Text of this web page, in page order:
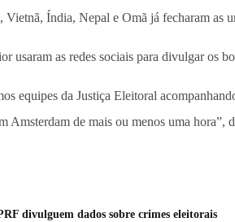
Índia, Nepal e Omã já fecharam as
usaram as redes sociais para divulgar os
equipes da Justiça Eleitoral
Amsterdam de mais ou menos uma
divulguem dados sobre crimes eleitorais